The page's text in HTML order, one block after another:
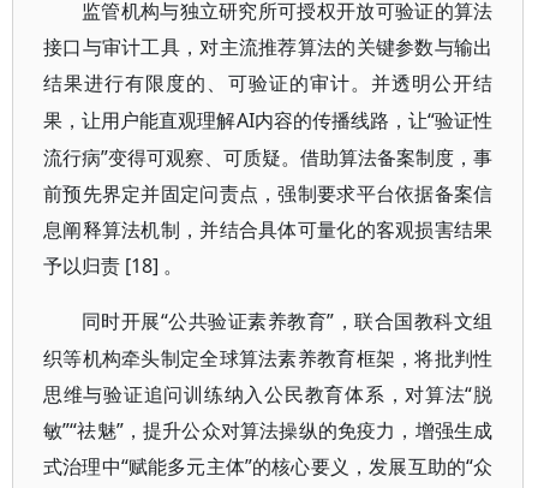
监管机构与独立研究所可授权开放可验证的算法
接口与审计工具，对主流推荐算法的关键参数与输出
结果进行有限度的、可验证的审计。并透明公开结
果，让用户能直观理解AI内容的传播线路，让“验证性
流行病”变得可观察、可质疑。借助算法备案制度，事
前预先界定并固定问责点，强制要求平台依据备案信
息阐释算法机制，并结合具体可量化的客观损害结果
予以归责 [18] 。
同时开展“公共验证素养教育”，联合国教科文组
织等机构牵头制定全球算法素养教育框架，将批判性
思维与验证追问训练纳入公民教育体系，对算法“脱
敏”“祛魅”，提升公众对算法操纵的免疫力，增强生成
式治理中“赋能多元主体”的核心要义，发展互助的“众